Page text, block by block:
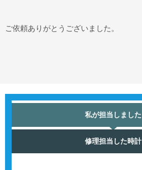
ご依頼ありがとうございました。
私が担当しました
修理担当した時計